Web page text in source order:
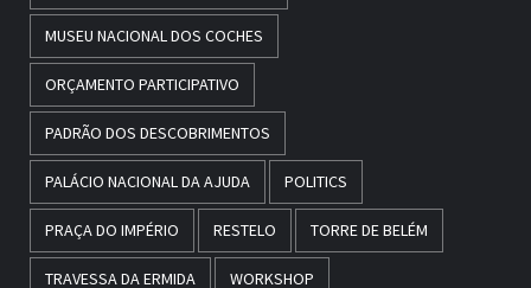
MUSEU NACIONAL DOS COCHES
ORÇAMENTO PARTICIPATIVO
PADRÃO DOS DESCOBRIMENTOS
PALÁCIO NACIONAL DA AJUDA POLITICS
PRAÇA DO IMPÉRIO RESTELO TORRE DE BELÉM
TRAVESSA DA ERMIDA WORKSHOP